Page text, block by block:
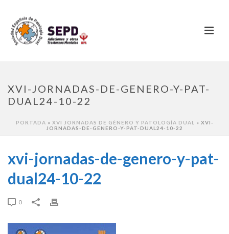
XVI-JORNADAS-DE-GENERO-Y-PAT-
DUAL24-10-22
PORTADA » XVI JORNADAS DE GÉNERO Y PATOLOGÍA DUAL » XVI-
JORNADAS-DE-GENERO-Y-PAT-DUAL24-10-22
xvi-jornadas-de-genero-y-pat-
dual24-10-22
0